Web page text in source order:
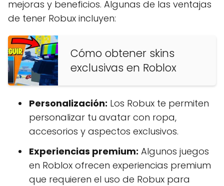
mejoras y beneficios. Algunas de las ventajas
de tener Robux incluyen:
Cómo obtener skins
exclusivas en Roblox
Personalización: Los Robux te permiten
personalizar tu avatar con ropa,
accesorios y aspectos exclusivos.
Experiencias premium: Algunos juegos
en Roblox ofrecen experiencias premium
que requieren el uso de Robux para